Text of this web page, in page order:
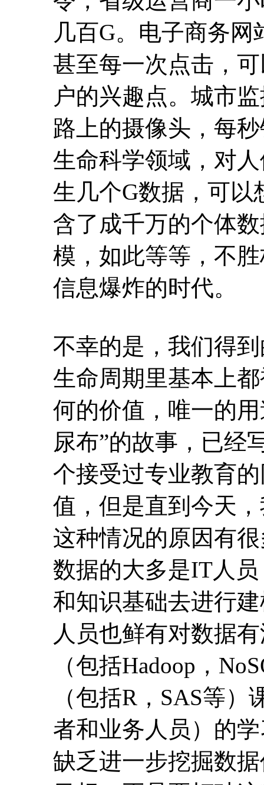
几百G。电子商务
甚至每一次点击，
户的兴趣点。城市
路上的摄像头，每
生命科学领域，对
生几个G数据，可以
含了成千万的个体
模，如此等等，不
信息爆炸的时代。
不幸的是，我们得
生命周期里基本上
何的价值，唯一的
尿布”的故事，已经
个接受过专业教育
值，但是直到今天
这种情况的原因有
数据的大多是IT人
和知识基础去进行
人员也鲜有对数据
（包括Hadoop，
（包括R，SAS等
者和业务人员）的
缺乏进一步挖掘数